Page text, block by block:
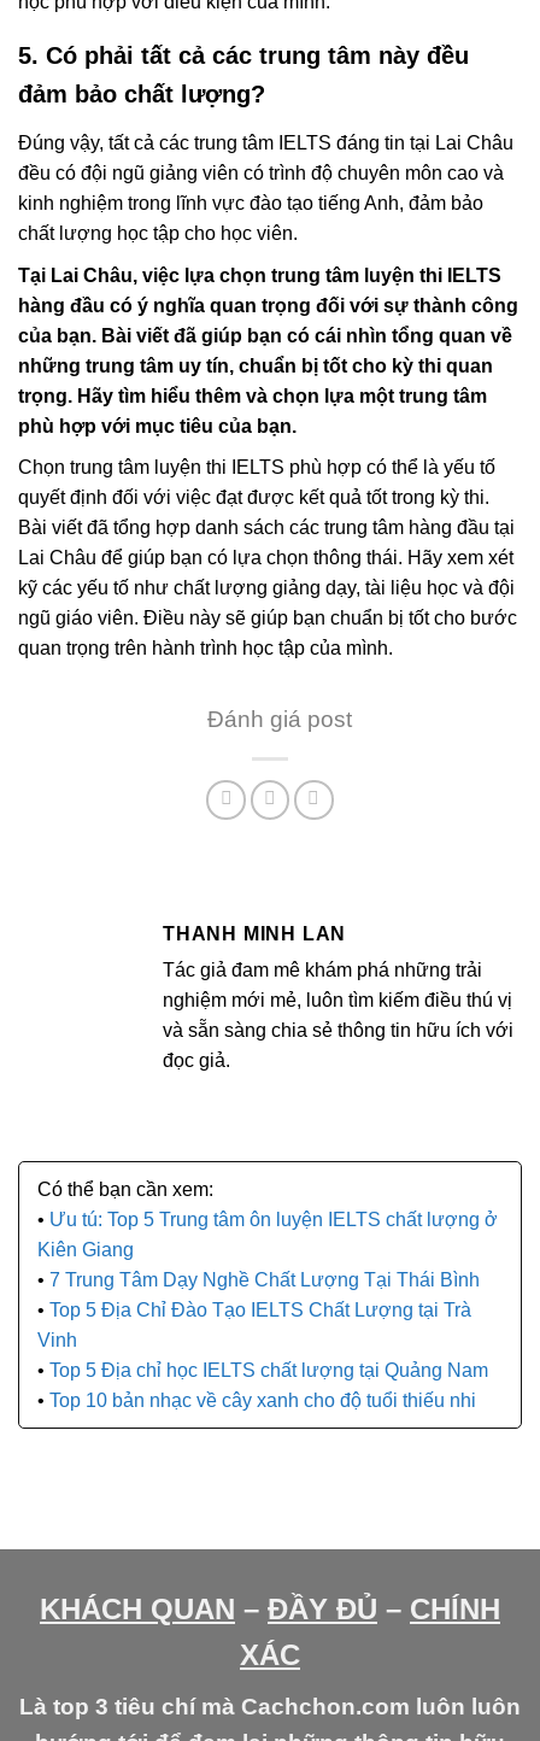
5. Có phải tất cả các trung tâm này đều
đảm bảo chất lượng?
Đúng vậy, tất cả các trung tâm IELTS đáng tin tại Lai Châu
đều có đội ngũ giảng viên có trình độ chuyên môn cao và
kinh nghiệm trong lĩnh vực đào tạo tiếng Anh, đảm bảo
chất lượng học tập cho học viên.
Tại Lai Châu, việc lựa chọn trung tâm luyện thi IELTS
hàng đầu có ý nghĩa quan trọng đối với sự thành công
của bạn. Bài viết đã giúp bạn có cái nhìn tổng quan về
những trung tâm uy tín, chuẩn bị tốt cho kỳ thi quan
trọng. Hãy tìm hiểu thêm và chọn lựa một trung tâm
phù hợp với mục tiêu của bạn.
Chọn trung tâm luyện thi IELTS phù hợp có thể là yếu tố
quyết định đối với việc đạt được kết quả tốt trong kỳ thi.
Bài viết đã tổng hợp danh sách các trung tâm hàng đầu tại
Lai Châu để giúp bạn có lựa chọn thông thái. Hãy xem xét
kỹ các yếu tố như chất lượng giảng dạy, tài liệu học và đội
ngũ giáo viên. Điều này sẽ giúp bạn chuẩn bị tốt cho bước
quan trọng trên hành trình học tập của mình.
Đánh giá post
THANH MINH LAN
Tác giả đam mê khám phá những trải
nghiệm mới mẻ, luôn tìm kiếm điều thú vị
và sẵn sàng chia sẻ thông tin hữu ích với
đọc giả.
Ưu tú: Top 5 Trung tâm ôn luyện IELTS chất lượng ở
Kiên Giang
7 Trung Tâm Dạy Nghề Chất Lượng Tại Thái Bình
Top 5 Địa Chỉ Đào Tạo IELTS Chất Lượng tại Trà
Vinh
Top 5 Địa chỉ học IELTS chất lượng tại Quảng Nam
Top 10 bản nhạc về cây xanh cho độ tuổi thiếu nhi
KHÁCH QUAN – ĐẦY ĐỦ – CHÍNH
XÁC
Là top 3 tiêu chí mà Cachchon.com luôn luôn